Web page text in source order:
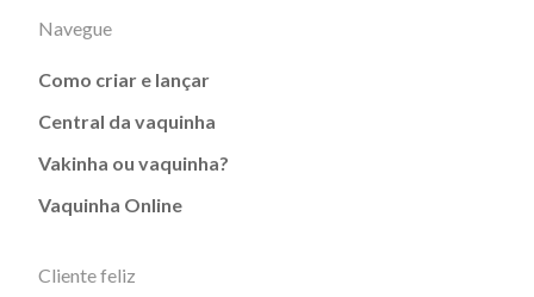
Navegue
Como criar e lançar
Central da vaquinha
Vakinha ou vaquinha?
Vaquinha Online
Cliente feliz